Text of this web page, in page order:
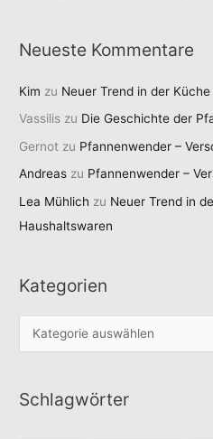
Neueste Kommentare
Kim zu Neuer Trend in der
Vassilis zu Die Geschichte der
Gernot zu Pfannenwender –
Andreas zu Pfannenwender –
Lea Mühlich zu Neuer Trend in
Haushaltswaren
Kategorien
a
e
Schlagwörter